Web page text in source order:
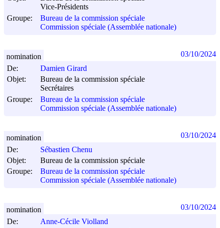
Vice-Présidents
Groupe:
Bureau de la commission spéciale
Commission spéciale (Assemblée nationale)
De:
Damien Girard
Objet:
Bureau de la commission spéciale
Secrétaires
Groupe:
Bureau de la commission spéciale
Commission spéciale (Assemblée nationale)
nomination 03/10/2024
De:
Sébastien Chenu
Objet:
Bureau de la commission spéciale
Groupe:
Bureau de la commission spéciale
Commission spéciale (Assemblée nationale)
nomination 03/10/2024
De:
Anne-Cécile Violland
nomination 03/10/2024